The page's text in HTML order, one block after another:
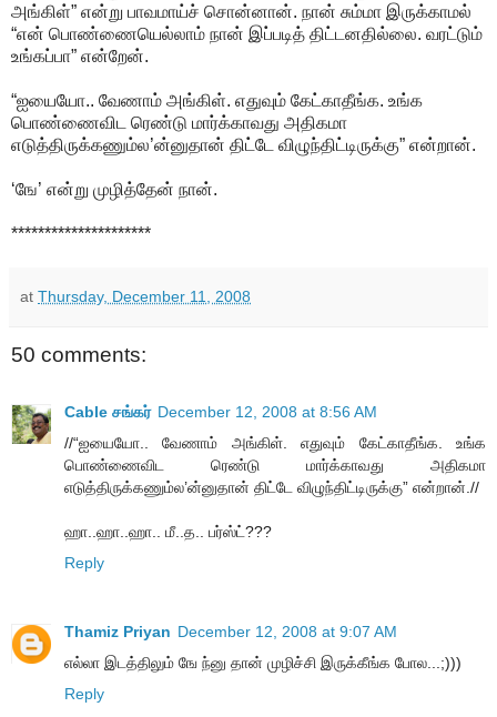
அங்கிள்” என்று பாவமாய்ச் சொன்னான். நான் சும்மா இருக்காமல்
“என் பொண்ணையெல்லாம் நான் இப்படித் திட்டனதில்லை. வரட்டும்
உங்கப்பா” என்றேன்.
“ஐயையோ.. வேணாம் அங்கிள். எதுவும் கேட்காதீங்க. உங்க
பொண்ணைவிட ரெண்டு மார்க்காவது அதிகமா
எடுத்திருக்கணும்ல’ன்னுதான் திட்டே விழுந்திட்டிருக்கு” என்றான்.
‘ஙே’ என்று முழித்தேன் நான்.
*********************
at Thursday, December 11, 2008
50 comments:
Cable சங்கர் December 12, 2008 at 8:56 AM
//“ஐயையோ.. வேணாம் அங்கிள். எதுவும் கேட்காதீங்க. உங்க
பொண்ணைவிட ரெண்டு மார்க்காவது அதிகமா
எடுத்திருக்கணும்ல’ன்னுதான் திட்டே விழுந்திட்டிருக்கு” என்றான்.//
ஹா..ஹா..ஹா.. மீ..த.. பர்ஸ்ட்???
Reply
Thamiz Priyan December 12, 2008 at 9:07 AM
எல்லா இடத்திலும் ஙே ந்னு தான் முழிச்சி இருக்கீங்க போல...;)))
Reply